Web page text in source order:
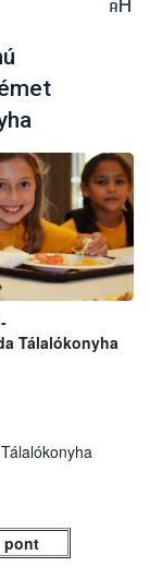
Tálalókonyha
pont